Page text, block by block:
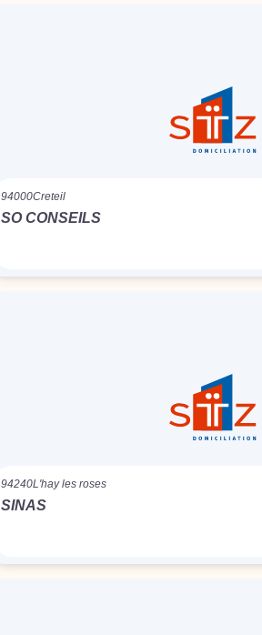
94000Creteil
SO CONSEILS
94240L'hay les roses
SINAS